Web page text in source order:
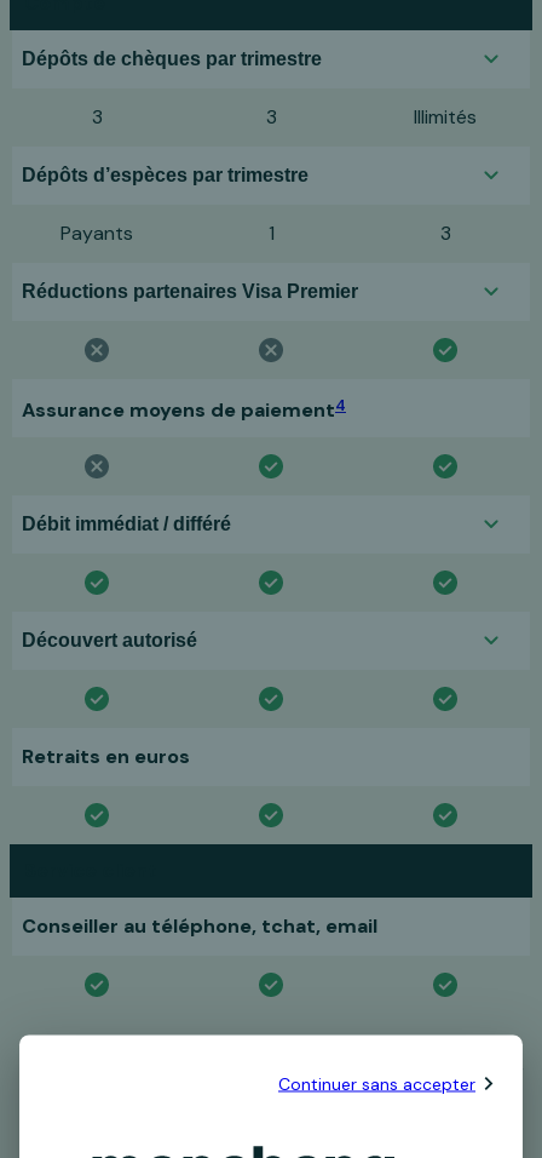
Dépôts de chèques par trimestre
3 3 Illimités
Dépôts d’espèces par trimestre
Payants 1 3
Réductions partenaires Visa Premier
Assurance moyens de paiement4
Débit immédiat / différé
Découvert autorisé
Retraits en euros
Conseiller au téléphone, tchat, email
*jusqu’au 30 septembre 2026 puis 3€90/mois à partir 1er
octobre 2026 pour le compte Pratiq+
Continuer sans accepter